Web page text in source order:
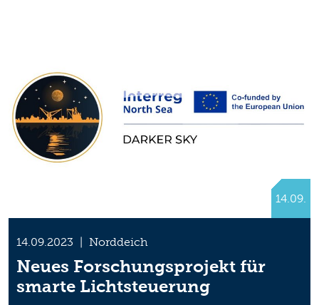
14.09.
14.09.2023 Norddeich
Neues Forschungsprojekt für
smarte Lichtsteuerung